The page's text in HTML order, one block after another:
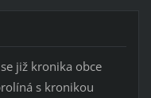
již kronika obce
s kronikou